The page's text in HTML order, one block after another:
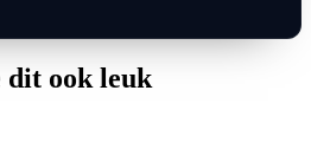
dit ook leuk